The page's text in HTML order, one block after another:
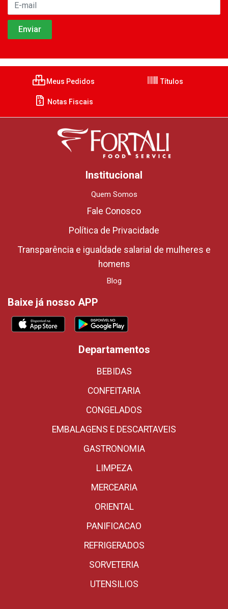
Meus Pedidos Títulos
Notas Fiscais
Institucional
Quem Somos
Fale Conosco
Política de Privacidade
Transparência e igualdade salarial de mulheres e
homens
Blog
Baixe já nosso APP
Departamentos
BEBIDAS
CONFEITARIA
CONGELADOS
EMBALAGENS E DESCARTAVEIS
GASTRONOMIA
LIMPEZA
MERCEARIA
ORIENTAL
PANIFICACAO
REFRIGERADOS
SORVETERIA
UTENSILIOS